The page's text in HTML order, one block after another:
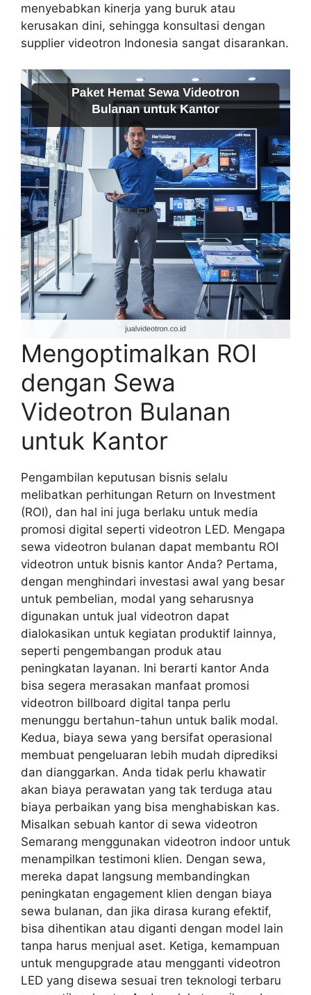
menyebabkan kinerja yang buruk atau
kerusakan dini, sehingga konsultasi dengan
supplier videotron Indonesia sangat disarankan.
Mengoptimalkan ROI
dengan Sewa
Videotron Bulanan
untuk Kantor
Pengambilan keputusan bisnis selalu
melibatkan perhitungan Return on Investment
(ROI), dan hal ini juga berlaku untuk media
promosi digital seperti videotron LED. Mengapa
sewa videotron bulanan dapat membantu ROI
videotron untuk bisnis kantor Anda? Pertama,
dengan menghindari investasi awal yang besar
untuk pembelian, modal yang seharusnya
digunakan untuk jual videotron dapat
dialokasikan untuk kegiatan produktif lainnya,
seperti pengembangan produk atau
peningkatan layanan. Ini berarti kantor Anda
bisa segera merasakan manfaat promosi
videotron billboard digital tanpa perlu
menunggu bertahun-tahun untuk balik modal.
Kedua, biaya sewa yang bersifat operasional
membuat pengeluaran lebih mudah diprediksi
dan dianggarkan. Anda tidak perlu khawatir
akan biaya perawatan yang tak terduga atau
biaya perbaikan yang bisa menghabiskan kas.
Misalkan sebuah kantor di sewa videotron
Semarang menggunakan videotron indoor untuk
menampilkan testimoni klien. Dengan sewa,
mereka dapat langsung membandingkan
peningkatan engagement klien dengan biaya
sewa bulanan, dan jika dirasa kurang efektif,
bisa dihentikan atau diganti dengan model lain
tanpa harus menjual aset. Ketiga, kemampuan
untuk mengupgrade atau mengganti videotron
LED yang disewa sesuai tren teknologi terbaru